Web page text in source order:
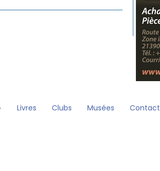
Livres Clubs Musées Contact